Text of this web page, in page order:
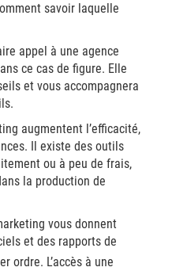
savoir laquelle
appel à une agence
ce cas de figure. Elle
et vous accompagnera
augmentent l’efficacité,
Il existe des outils
ou à peu de frais,
la production de
vous donnent
et des rapports de
ordre. L’accès à une